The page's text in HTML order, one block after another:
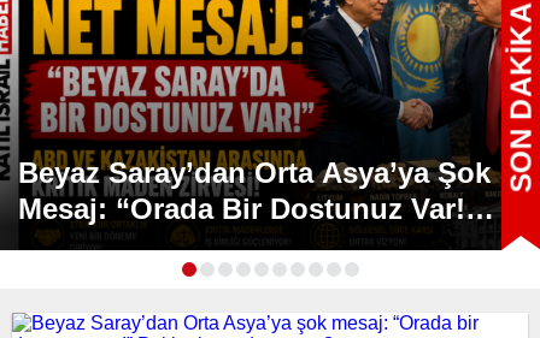
Beyaz Saray’dan Orta Asya’ya Şok
Mesaj: “Orada Bir Dostunuz Var!”
Peki Arkasında Ne Var?
SON DAKİKA